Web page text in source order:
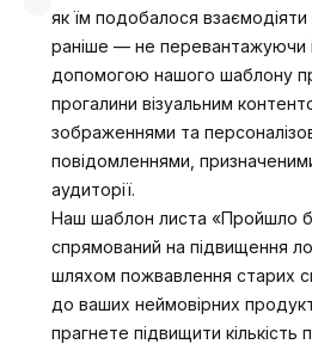
як їм подобалося
раніше — не перевантажуючи
допомогою нашого шаблону
прогалини візуальним
зображеннями та
повідомленнями,
аудиторії.
Наш шаблон листа «Пройшло
спрямований на підвищення
шляхом пожвавлення старих
до ваших неймовірних
прагнете підвищити кількість